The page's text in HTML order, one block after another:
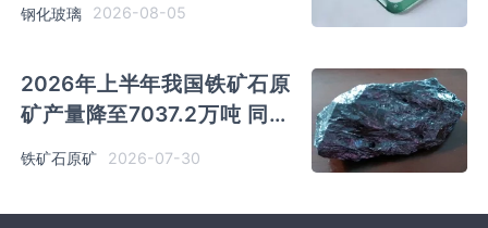
钢化玻璃 2026-08-05
2026年上半年我国铁矿石原
矿产量降至7037.2万吨 同比
下降19.8% 其中河北产量占
比45.1%
铁矿石原矿 2026-07-30